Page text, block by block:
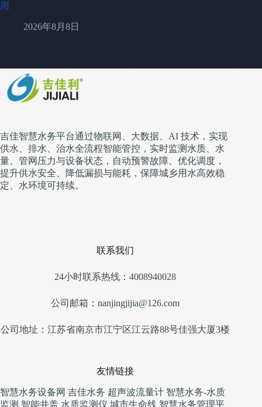
用
2026年8月8日
吉佳智慧水务平台通过物联网、大数据、AI 技术，实现
供水、排水、治水全流程智能管控，实时监测水质、水
量、管网压力与设备状态，自动预警故障、优化调度，
提升供水安全、降低漏损与能耗，保障城乡用水高效稳
定、水环境可持续。
联系我们
24小时联系热线：4008940028
公司邮箱：nanjingjijia@126.com
公司地址：江苏省南京市江宁区江云路88号佳强大厦3楼
友情链接
智慧水务设备网 吉佳水务 超声波流量计 智慧水务-水质
监测 智能井盖 水质监测仪 城市生命线 智慧水务管理平